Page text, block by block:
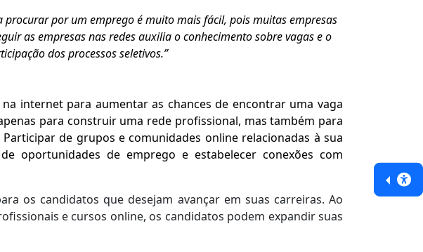
procurar por um emprego é muito mais fácil, pois muitas empresas
as empresas nas redes auxilia o conhecimento sobre vagas e o
dos processos seletivos.”
internet para aumentar as chances de encontrar uma vaga
para construir uma rede profissional, mas também para
de grupos e comunidades online relacionadas à sua
oportunidades de emprego e estabelecer conexões com
os candidatos que desejam avançar em suas carreiras. Ao
e cursos online, os candidatos podem expandir suas